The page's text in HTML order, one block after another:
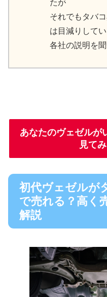
たが
それでもタバ
は目減りして
各社の説明を
あなたのヴェゼルが
見て
初代ヴェゼルが
で売れる？高く
解説